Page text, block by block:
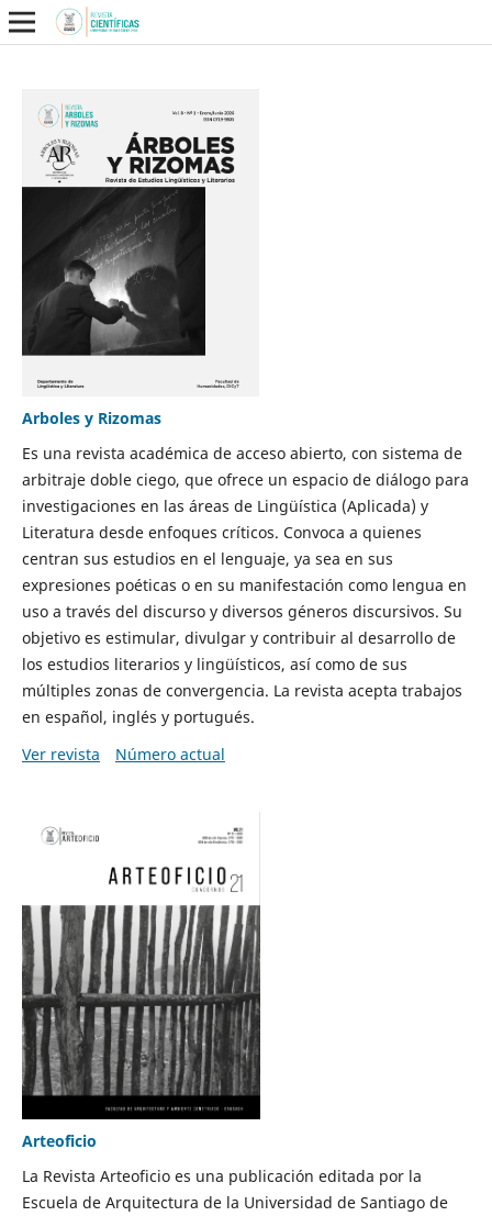
Arboles y Rizomas
Es una revista académica de acceso abierto, con sistema de
arbitraje doble ciego, que ofrece un espacio de diálogo para
investigaciones en las áreas de Lingüística (Aplicada) y
Literatura desde enfoques críticos. Convoca a quienes
centran sus estudios en el lenguaje, ya sea en sus
expresiones poéticas o en su manifestación como lengua en
uso a través del discurso y diversos géneros discursivos. Su
objetivo es estimular, divulgar y contribuir al desarrollo de
los estudios literarios y lingüísticos, así como de sus
múltiples zonas de convergencia. La revista acepta trabajos
en español, inglés y portugués.
Ver revista
Número actual
Arteoficio
La Revista Arteoficio es una publicación editada por la
Escuela de Arquitectura de la Universidad de Santiago de